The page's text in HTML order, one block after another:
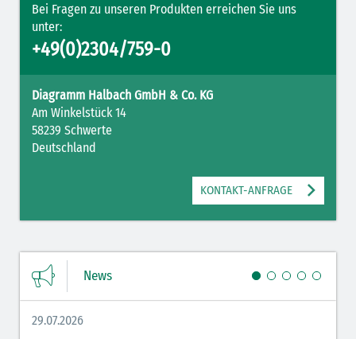
Antiarrhythmika (rot-blau)
Elektrolyte (grün-pink)
Elektrolyte Kalium (grün-blau)
Elektrolyte NaCl (grün)
Hormone (braun-beige)
Bei Fragen zu unseren Produkten erreichen Sie uns
unter:
+49(0)2304/759-0
Diagramm Halbach GmbH & Co. KG
Am Winkelstück 14
58239 Schwerte
Deutschland
KONTAKT-ANFRAGE
News
29.07.2026